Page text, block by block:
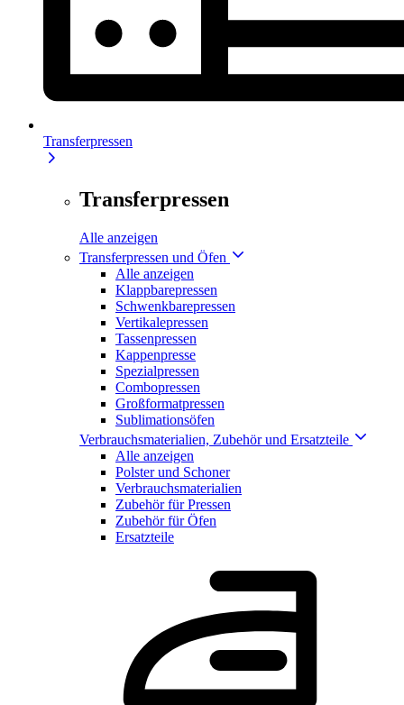
Transferpressen
Transferpressen
Alle anzeigen
Transferpressen und Öfen
Alle anzeigen
Klappbarepressen
Schwenkbarepressen
Vertikalepressen
Tassenpressen
Kappenpresse
Spezialpressen
Combopressen
Großformatpressen
Sublimationsöfen
Verbrauchsmaterialien, Zubehör und Ersatzteile
Alle anzeigen
Polster und Schoner
Verbrauchsmaterialien
Zubehör für Pressen
Zubehör für Öfen
Ersatzteile